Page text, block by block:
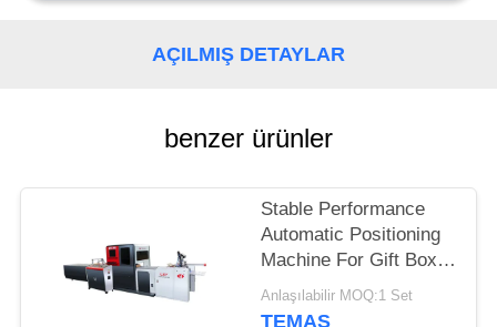
POLITIKASI
AÇILMIŞ DETAYLAR
benzer ürünler
Stable Performance
Automatic Positioning
Machine For Gift Box
Production
Anlaşılabilir MOQ:1 Set
TEMAS